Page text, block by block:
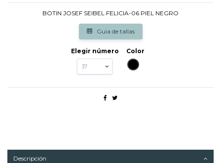
BOTIN JOSEF SEIBEL FELICIA-06 PIEL NEGRO
Guia de tallas
Elegir número
Color
NEGRO
Descripción